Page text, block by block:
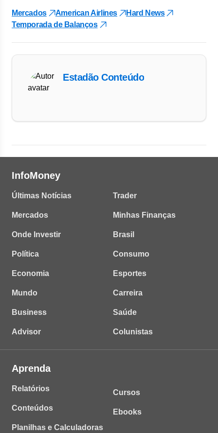
Mercados American Airlines
Hard News
Temporada de Balanços
Estadão Conteúdo
InfoMoney
Últimas Notícias
Mercados
Onde Investir
Política
Economia
Mundo
Business
Advisor
Trader
Minhas Finanças
Brasil
Consumo
Esportes
Carreira
Saúde
Colunistas
Aprenda
Relatórios
Conteúdos
Planilhas e Calculadoras
Cursos
Ebooks